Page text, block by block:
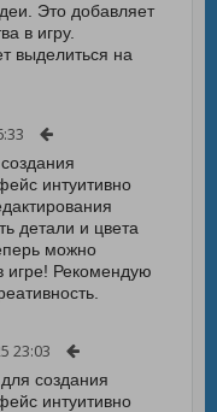
Это добавляет
в игру.
выделиться на
интуитивно
детали и цвета
можно
игре! Рекомендую
23:03
создания
интуитивно